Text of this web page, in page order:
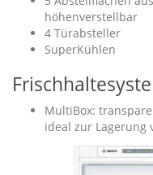
höhenverstellbar
4 Türabsteller
SuperKühlen
MultiBox:
ideal zur Lagerung